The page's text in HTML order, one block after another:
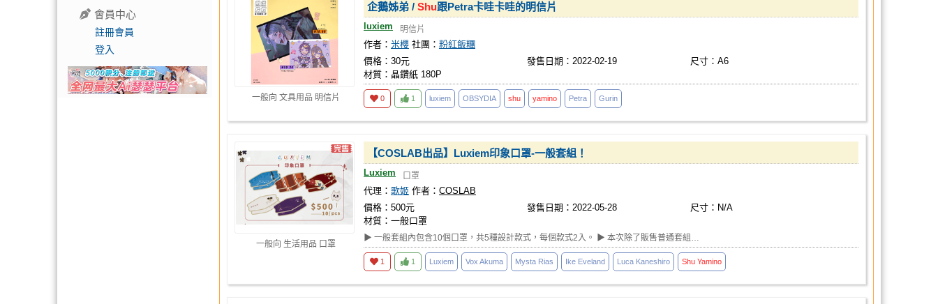
會員中心
註冊會員
登入
一般向 文具用品 明信片
企鵝姊弟 / Shu跟Petra卡哇卡哇的明信片
luxiem 明信片
作者： 米櫻 社團： 粉紅飯糰
價格：30元
發售日期：2022-02-19
尺寸：A6
材質：晶鑽紙 180P
0 1 luxiem OBSYDIA shu yamino Petra Gurin
一般向 生活用品 口罩
【COSLAB出品】Luxiem印象口罩-一般套組！
Luxiem 口罩
代理： 歌姬 作者： COSLAB
價格：500元
發售日期：2022-05-28
尺寸：N/A
材質：一般口罩
▶ 一般套組內包含10個口罩，共5種設計款式，每個款式2入。 ▶ 本次除了販售普通套組…
1 1 Luxiem Vox Akuma Mysta Rias Ike Eveland Luca Kaneshiro Shu Yamino